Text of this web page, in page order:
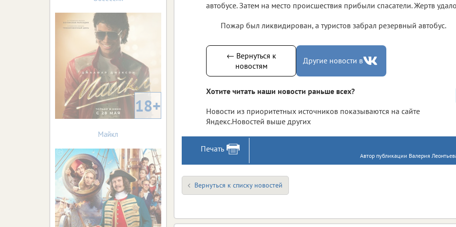
автобусе. Затем на место происшествия прибыли спасатели. Жертв
Пожар был ликвидирован, а туристов забрал резервный автобус.
← Вернуться к
новостям
Другие новости в
Хотите читать наши новости раньше всех?
Новости из приоритетных источников показываются на сайте
Яндекс.Новостей выше других
Печать
Автор публикации Валерия
Вернуться к списку новостей
18+
Майкл